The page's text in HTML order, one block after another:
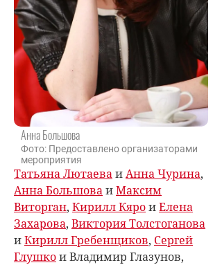
Анна Большова
Фото: Предоставлено организаторами
мероприятия
Татьяна ЛютаеваиАнна Чурина,
Анна БольшоваиМаксим
Виторган, Кирилл КяроиЕлена
Захарова, Виктория Толстоганова
иКирилл Гребенщиков, Сергей
Глушкои Владимир Глазунов,